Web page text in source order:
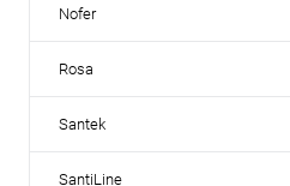
Nofer
Rosa
Santek
SantiLine